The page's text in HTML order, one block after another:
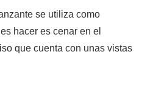
se utiliza como
hacer es cenar en el
que cuenta con unas vistas